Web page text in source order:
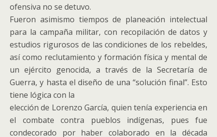
ofensiva no se detuvo.
Fueron asimismo tiempos de planeación intelectual
para la campaña militar, con recopilación de datos y
estudios rigurosos de las condiciones de los rebeldes,
así como reclutamiento y formación física y mental de
un ejército genocida, a través de la Secretaría de
Guerra, y hasta el diseño de una “solución final”. Esto
tiene lógica con la
elección de Lorenzo García, quien tenía experiencia en
el combate contra pueblos indígenas, pues fue
condecorado por haber colaborado en la década